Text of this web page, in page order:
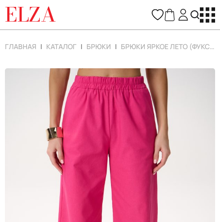
ELZA
ГЛАВНАЯ КАТАЛОГ БРЮКИ БРЮКИ ЯРКОЕ ЛЕТО (ФУКСИЯ)